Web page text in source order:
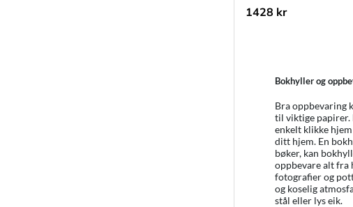
1428 kr
Bokhyller og
Bra oppbevaring
til viktige papirer.
enkelt klikke
ditt hjem. En
bøker, kan
oppbevare alt fra
fotografier og
og koselig
stål eller lys eik.